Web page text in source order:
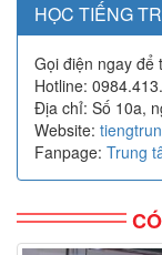
Ngữ pháp
Bài khóa
Bài tập nghe
Bài tập đọc
Bài 4
HỌC TIẾNG
Gọi điện ngay để
Hotline:
Địa chỉ: Số 10a,
Website:
Fanpage: Trung